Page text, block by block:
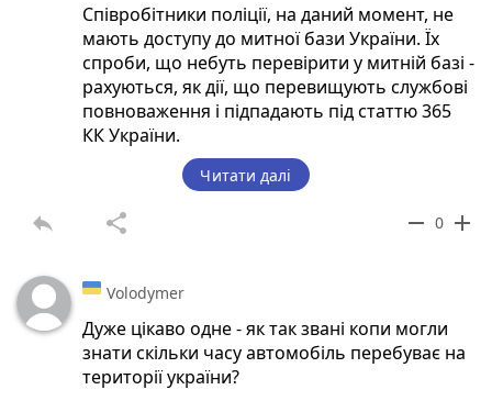
Співробітники поліції, на даний момент, не
мають доступу до митної бази України. Їх
спроби, що небуть перевірити у митній базі -
рахуються, як дії, що перевищують службові
повноваження і підпадають під статтю 365
КК України.
Співробітникам митниці заборонено
передавати інформацію, яка зберігається у їх
базі, третім лицям, в тому числі іншим
України).
Читати далі
reply share remove 0 add
Volodymer
Дуже цікаво одне - як так звані копи могли
знати скільки часу автомобіль перебуває на
території україни?